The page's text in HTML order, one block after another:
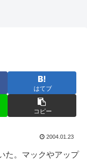
はてブ
コピー
2004.01.23
た。マックやアップ